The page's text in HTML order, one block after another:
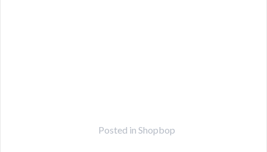
Posted in Shopbop